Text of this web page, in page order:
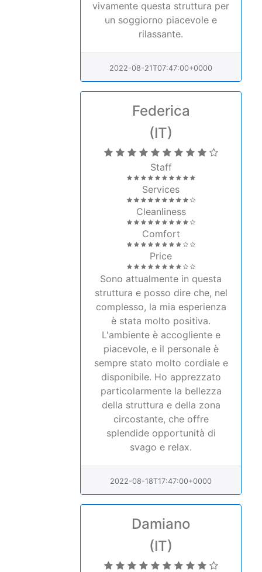
vivamente questa struttura per
un soggiorno piacevole e
rilassante.
2022-08-21T07:47:00+0000
Federica
(IT)
Staff
Services
Cleanliness
Comfort
Price
Sono attualmente in questa
struttura e posso dire che, nel
complesso, la mia esperienza
è stata molto positiva.
L'ambiente è accogliente e
piacevole, e il personale è
sempre stato molto cordiale e
disponibile. Ho apprezzato
particolarmente la bellezza
della struttura e della zona
circostante, che offre
splendide opportunità di
svago e relax.
2022-08-18T17:47:00+0000
Damiano
(IT)